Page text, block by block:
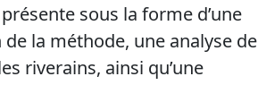
sous la forme d’une
la méthode, une analyse de
riverains, ainsi qu’une